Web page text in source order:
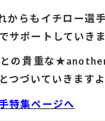
からもイチロー選
サポートしていきま
との貴重な
つづいていきますよ
特集ページへ